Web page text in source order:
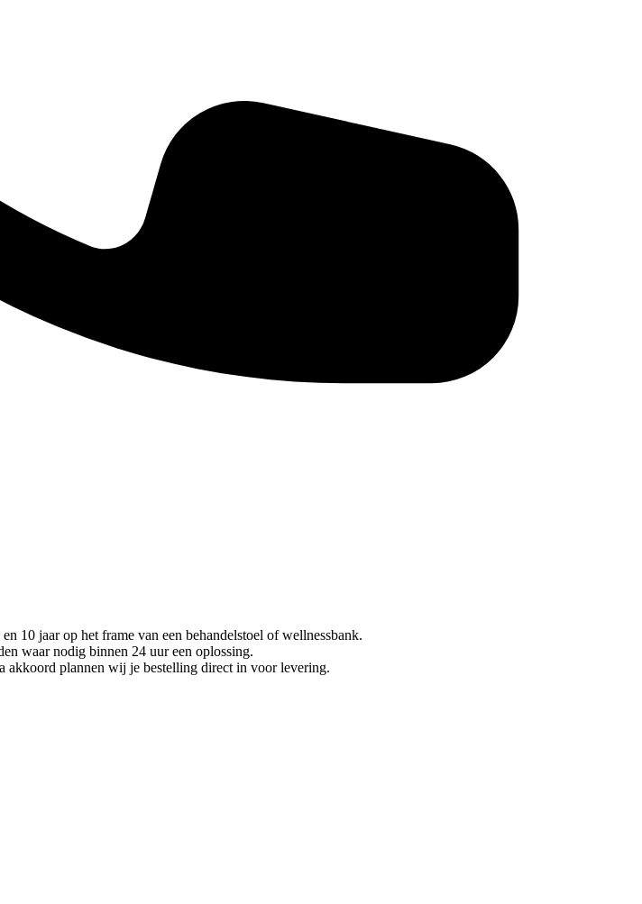
10 jaar op het frame van een behandelstoel of wellnessbank.
waar nodig binnen 24 uur een oplossing.
akkoord plannen wij je bestelling direct in voor levering.